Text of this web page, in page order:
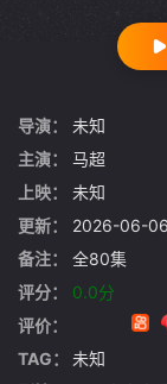
导演：
未知
主演：
马超
上映：
未知
更新：
2026-06-
备注：
全80集
评分：
0.0分
评价：
TAG：
未知